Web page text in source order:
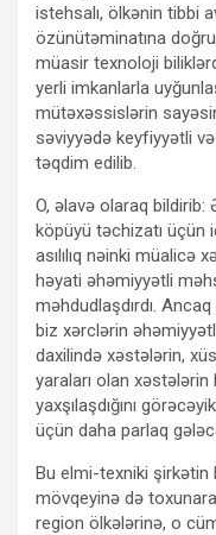
istehsalı, ölkənin tibbi
özünütəminatına
müasir texnoloji
yerli imkanlarla
mütəxəssislərin
səviyyədə keyfiyyətli
təqdim edilib.
O, əlavə olaraq
köpüyü təchizatı üçün
asılılıq nəinki müalicə
həyati əhəmiyyətli
məhdudlaşdırdı.
biz xərclərin
daxilində xəstələrin,
yaraları olan
yaxşılaşdığını
üçün daha parlaq
Bu elmi-texniki şirkətin
mövqeyinə də
region ölkələrinə, o